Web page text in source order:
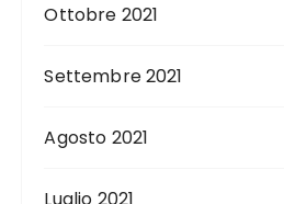
Ottobre 2021
Settembre 2021
Agosto 2021
Luglio 2021